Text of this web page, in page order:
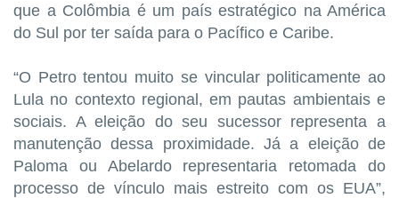
que a Colômbia é um país estratégico na América
do Sul por ter saída para o Pacífico e Caribe.
“O Petro tentou muito se vincular politicamente ao
Lula no contexto regional, em pautas ambientais e
sociais. A eleição do seu sucessor representa a
manutenção dessa proximidade. Já a eleição de
Paloma ou Abelardo representaria retomada do
processo de vínculo mais estreito com os EUA”,